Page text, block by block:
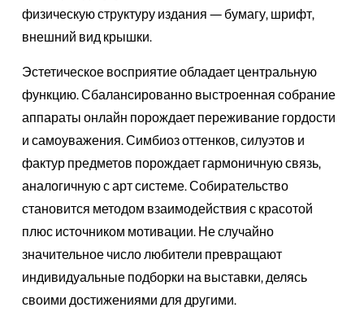
физическую структуру издания — бумагу, шрифт,
внешний вид крышки.
Эстетическое восприятие обладает центральную
функцию. Сбалансированно выстроенная собрание
аппараты онлайн порождает переживание гордости
и самоуважения. Симбиоз оттенков, силуэтов и
фактур предметов порождает гармоничную связь,
аналогичную с арт системе. Собирательство
становится методом взаимодействия с красотой
плюс источником мотивации. Не случайно
значительное число любители превращают
индивидуальные подборки на выставки, делясь
своими достижениями для другими.